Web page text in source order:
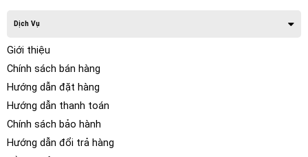
Dịch Vụ
Giới thiệu
Chính sách bán hàng
Hướng dẫn đặt hàng
Hướng dẫn thanh toán
Chính sách bảo hành
Hướng dẫn đổi trả hàng